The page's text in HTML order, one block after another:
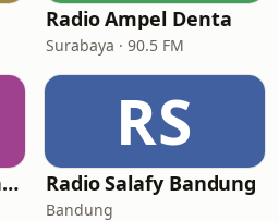
Radio Ampel Denta
Surabaya · 90.5 FM
Radio Al-Manshuroh Cilacap
RS
Radio Salafy Bandung
Bandung